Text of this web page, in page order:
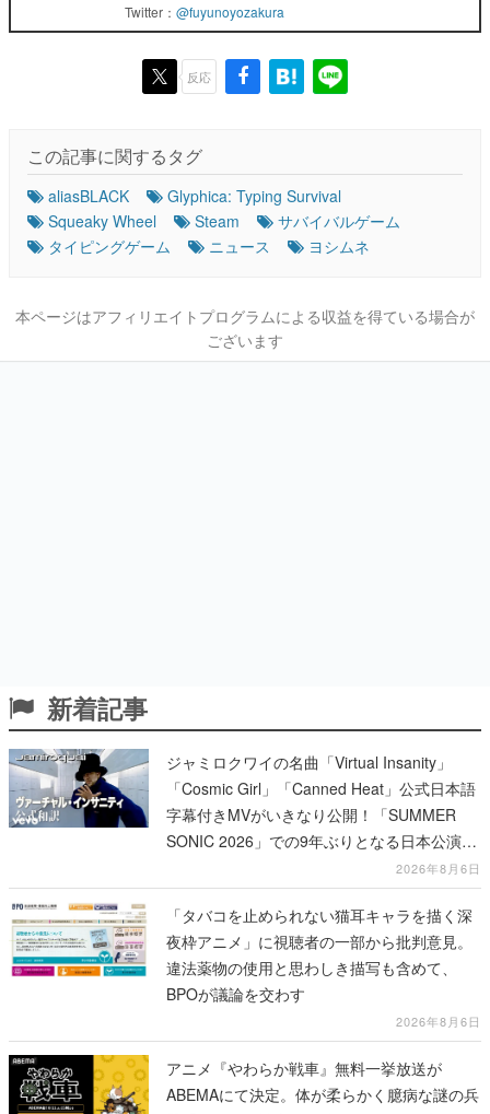
Twitter： @fuyunoyozakura
反応
この記事に関するタグ
aliasBLACK
Glyphica: Typing Survival
Squeaky Wheel
Steam
サバイバルゲーム
タイピングゲーム
ニュース ヨシムネ
本ページはアフィリエイトプログラムによる収益を得ている場合が
ございます
新着記事
ジャミロクワイの名曲「Virtual Insanity」
「Cosmic Girl」「Canned Heat」公式日本語
字幕付きMVがいきなり公開！「SUMMER
SONIC 2026」での9年ぶりとなる日本公演を
2026年8月6日
「タバコを止められない猫耳キャラを描く深
夜枠アニメ」に視聴者の一部から批判意見。
違法薬物の使用と思わしき描写も含めて、
BPOが議論を交わす
2026年8月6日
アニメ『やわらか戦車』無料一挙放送が
ABEMAにて決定。体が柔らかく臆病な謎の兵